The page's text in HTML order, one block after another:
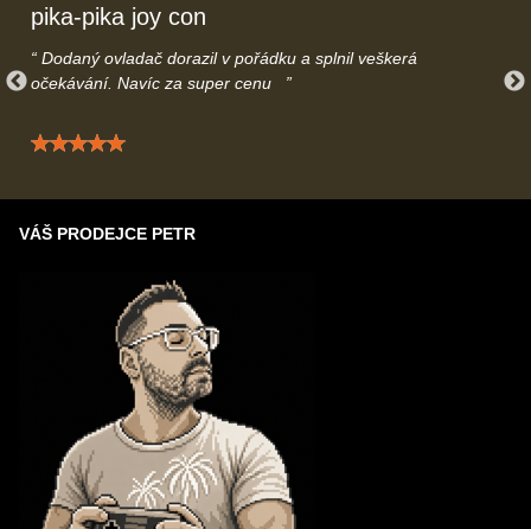
pika-pika joy con
Dodaný ovladač dorazil v pořádku a splnil veškerá
očekávání. Navíc za super cenu
Hodnocení: 5 / 5
VÁŠ PRODEJCE PETR